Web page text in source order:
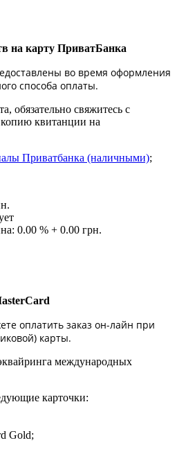
на карту ПриватБанка
во время оформления
способа оплаты.
обязательно свяжитесь с
квитанции на
Приватбанка (наличными);
0.00 % + 0.00 грн.
оплатить заказ он-лайн при
карты.
международных
карточки:
Gold;